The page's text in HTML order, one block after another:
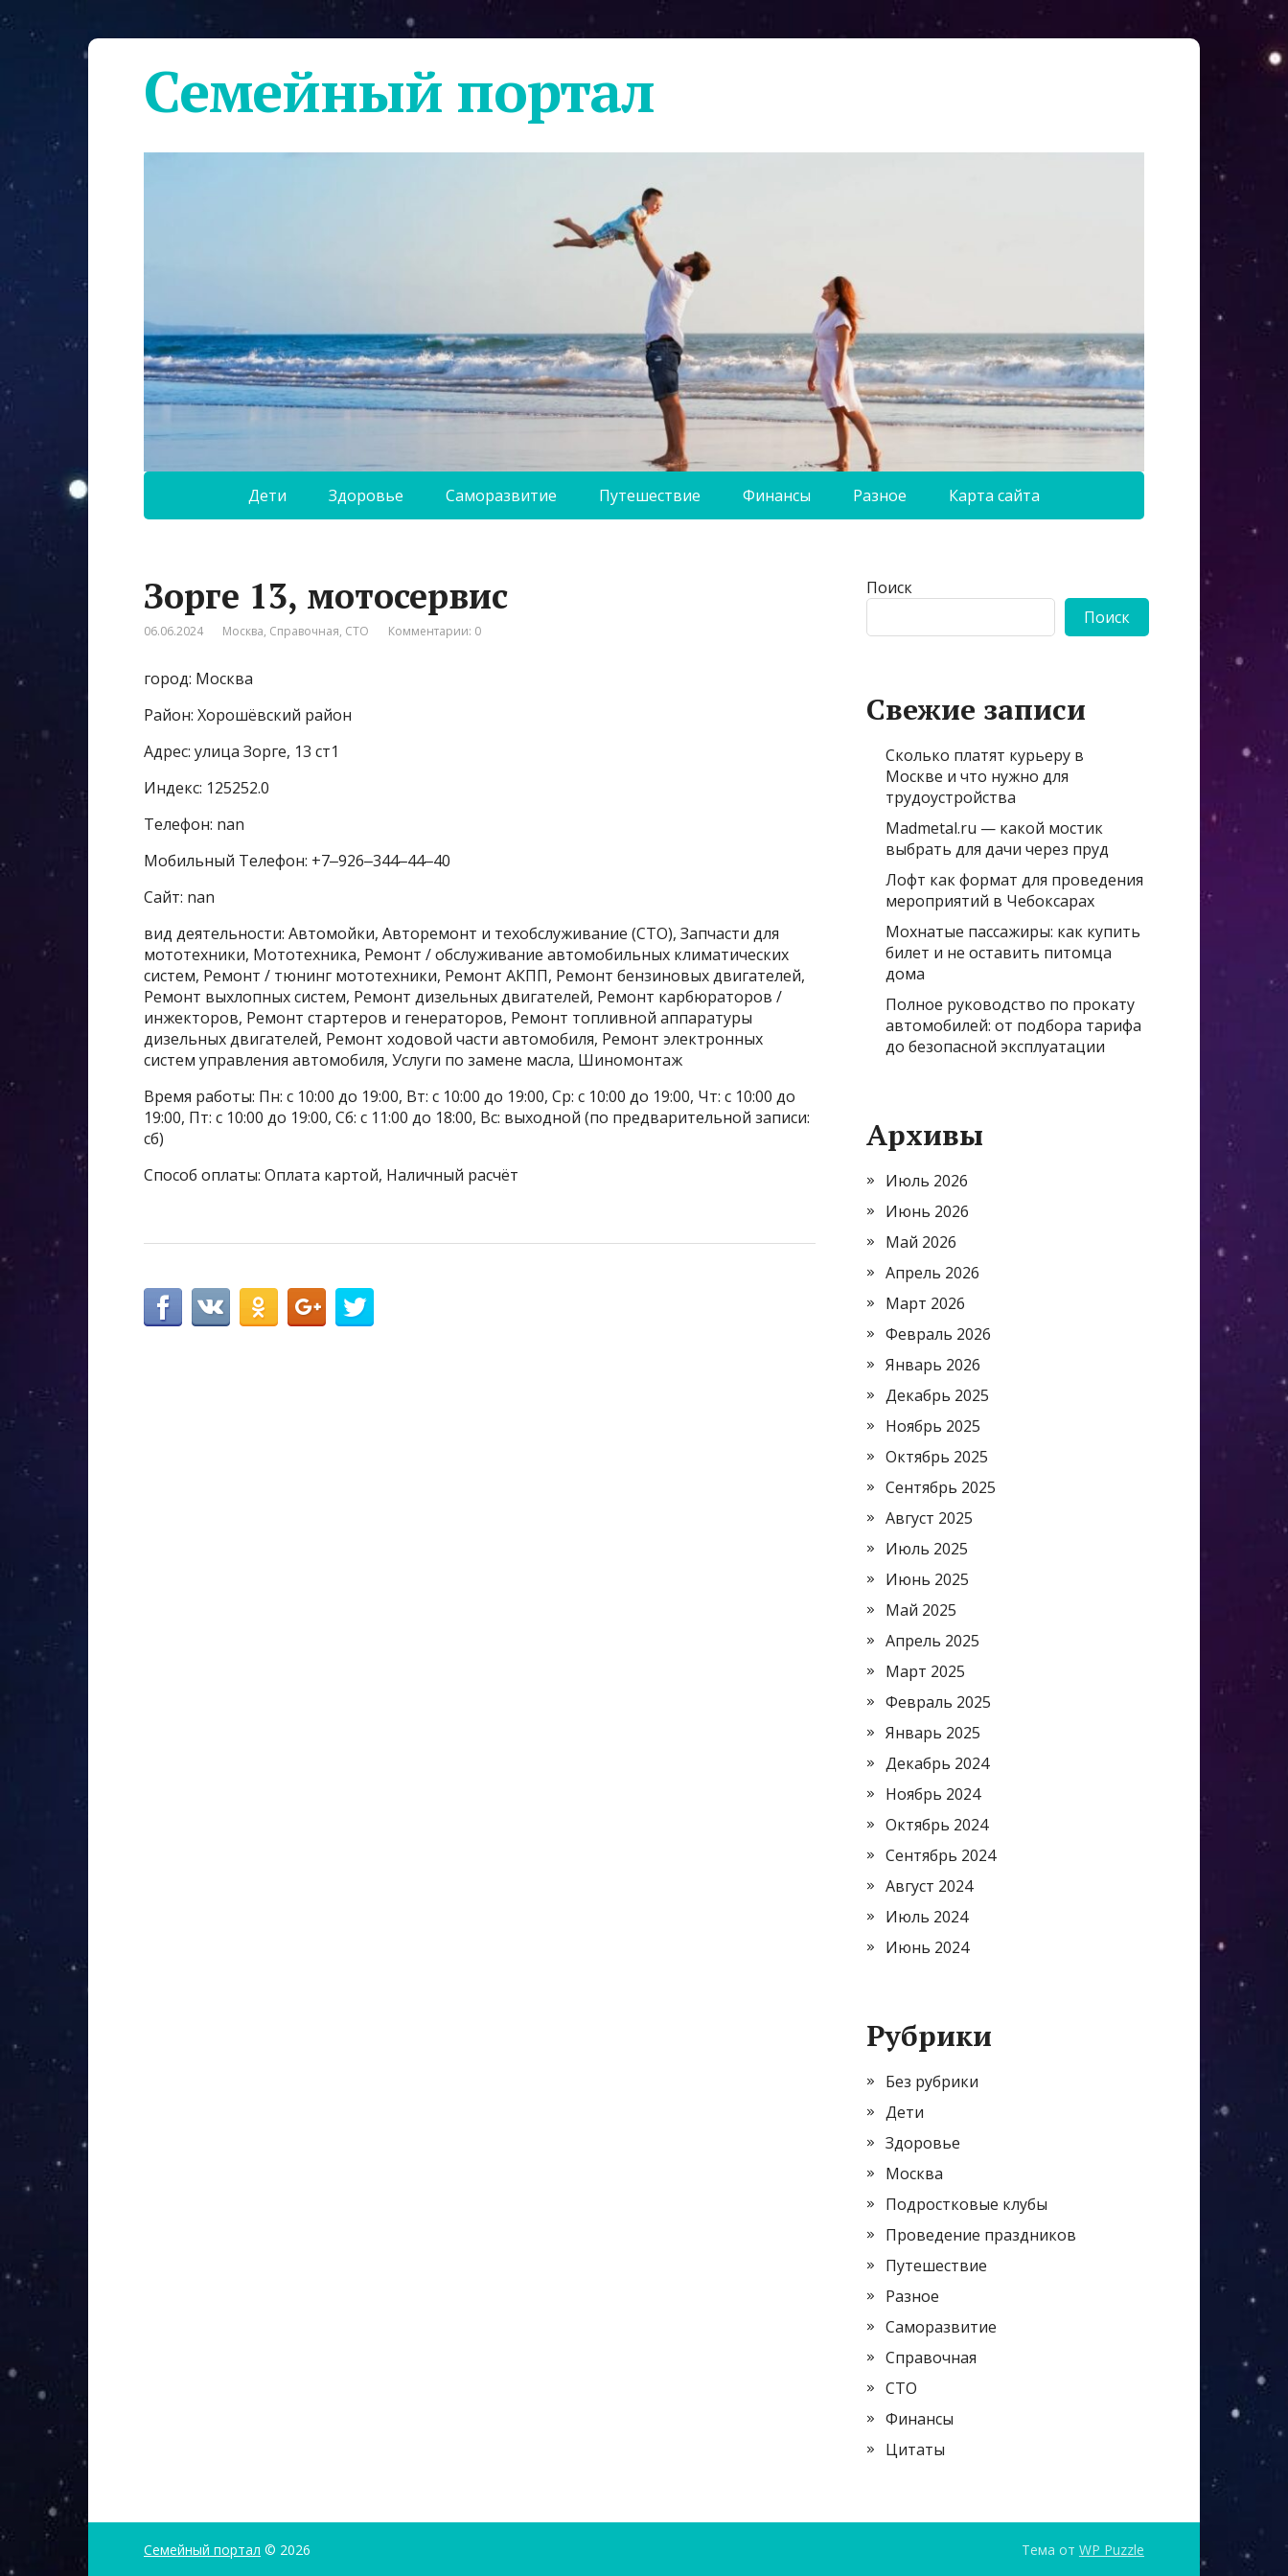
Семейный портал
Дети Здоровье Саморазвитие Путешествие Финансы Разное Карта сайта
Зорге 13, мотосервис
06.06.2024 Москва, Справочная, СТО Комментарии: 0
город: Москва
Район: Хорошёвский район
Адрес: улица Зорге, 13 ст1
Индекс: 125252.0
Телефон: nan
Мобильный Телефон: +7‒926‒344‒44‒40
Сайт: nan
вид деятельности: Автомойки, Авторемонт и техобслуживание (СТО), Запчасти для
мототехники, Мототехника, Ремонт / обслуживание автомобильных климатических
систем, Ремонт / тюнинг мототехники, Ремонт АКПП, Ремонт бензиновых двигателей,
Ремонт выхлопных систем, Ремонт дизельных двигателей, Ремонт карбюраторов /
инжекторов, Ремонт стартеров и генераторов, Ремонт топливной аппаратуры
дизельных двигателей, Ремонт ходовой части автомобиля, Ремонт электронных
систем управления автомобиля, Услуги по замене масла, Шиномонтаж
Время работы: Пн: с 10:00 до 19:00, Вт: с 10:00 до 19:00, Ср: с 10:00 до 19:00, Чт: с 10:00 до
19:00, Пт: с 10:00 до 19:00, Сб: с 11:00 до 18:00, Вс: выходной (по предварительной записи:
сб)
Способ оплаты: Оплата картой, Наличный расчёт
Поиск
Поиск
Свежие записи
Сколько платят курьеру в
Москве и что нужно для
трудоустройства
Madmetal.ru — какой мостик
выбрать для дачи через пруд
Лофт как формат для проведения
мероприятий в Чебоксарах
Мохнатые пассажиры: как купить
билет и не оставить питомца
дома
Полное руководство по прокату
автомобилей: от подбора тарифа
до безопасной эксплуатации
Архивы
Июль 2026
Июнь 2026
Май 2026
Апрель 2026
Март 2026
Февраль 2026
Январь 2026
Декабрь 2025
Ноябрь 2025
Октябрь 2025
Сентябрь 2025
Август 2025
Июль 2025
Июнь 2025
Май 2025
Апрель 2025
Март 2025
Февраль 2025
Январь 2025
Декабрь 2024
Ноябрь 2024
Октябрь 2024
Сентябрь 2024
Август 2024
Июль 2024
Июнь 2024
Рубрики
Без рубрики
Дети
Здоровье
Москва
Подростковые клубы
Проведение праздников
Путешествие
Разное
Саморазвитие
Справочная
СТО
Финансы
Цитаты
Семейный портал © 2026 Тема от WP Puzzle